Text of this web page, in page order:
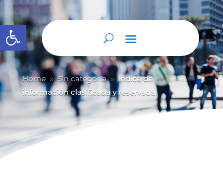
Abrir barra de herramientas
Home 9 Sin categoría 9 Índice de
información clasificada y reservada.